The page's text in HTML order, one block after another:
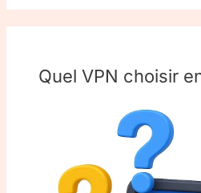
Quel VPN choisir